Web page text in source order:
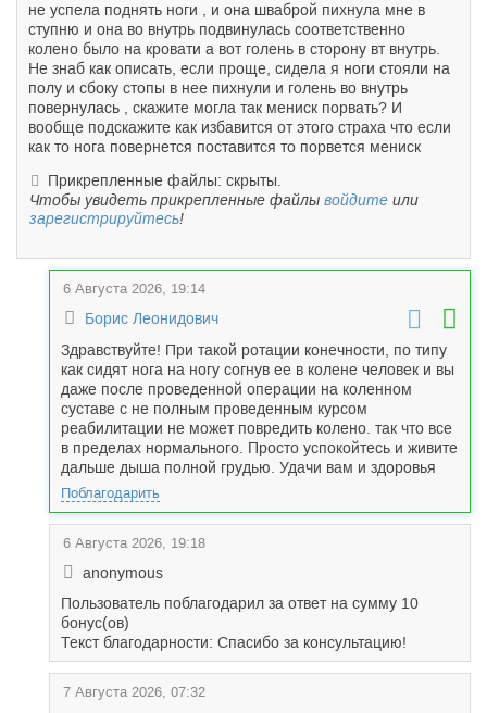
не успела поднять ноги , и она шваброй пихнула мне в
ступню и она во внутрь подвинулась соответственно
колено было на кровати а вот голень в сторону вт внутрь.
Не знаб как описать, если проще, сидела я ноги стояли на
полу и сбоку стопы в нее пихнули и голень во внутрь
повернулась , скажите могла так мениск порвать? И
вообще подскажите как избавится от этого страха что если
как то нога повернется поставится то порвется мениск
Прикрепленные файлы: скрыты.
Чтобы увидеть прикрепленные файлы войдите или
зарегистрируйтесь!
6 Августа 2026, 19:14
Борис Леонидович
Здравствуйте! При такой ротации конечности, по типу
как сидят нога на ногу согнув ее в колене человек и вы
даже после проведенной операции на коленном
суставе с не полным проведенным курсом
реабилитации не может повредить колено. так что все
в пределах нормального. Просто успокойтесь и живите
дальше дыша полной грудью. Удачи вам и здоровья
Поблагодарить
6 Августа 2026, 19:18
anonymous
Пользователь поблагодарил за ответ на сумму 10
бонус(ов)
Текст благодарности: Спасибо за консультацию!
7 Августа 2026, 07:32